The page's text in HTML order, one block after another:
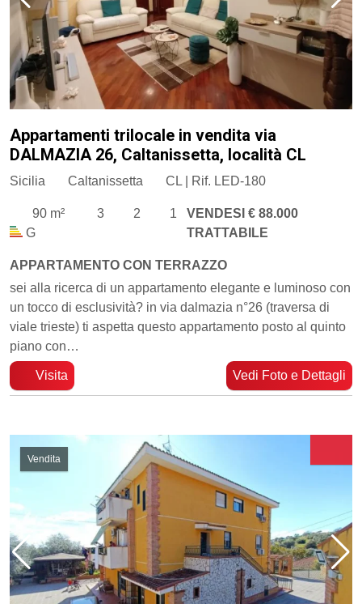
Appartamenti trilocale in vendita via
DALMAZIA 26, Caltanissetta, località CL
Sicilia Caltanissetta CL | Rif. LED-180
90 m² 3 2
1
G
VENDESI € 88.000
TRATTABILE
APPARTAMENTO CON TERRAZZO
sei alla ricerca di un appartamento elegante e luminoso con
un tocco di esclusività? in via dalmazia n°26 (traversa di
viale trieste) ti aspetta questo appartamento posto al quinto
piano con…
Visita Vedi Foto e Dettagli
Vendita